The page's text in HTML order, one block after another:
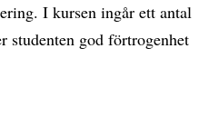
I kursen ingår ett antal
studenten god förtrogenhet